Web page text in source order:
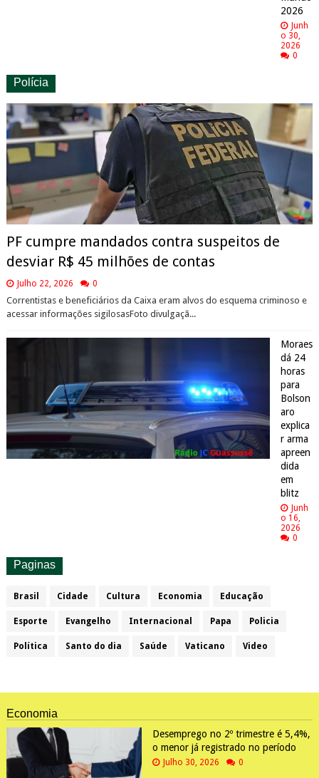
2026
Junh
o 30,
2026
0
Polícia
PF cumpre mandados contra suspeitos de
desviar R$ 45 milhões de contas
Julho 22, 2026 0
Correntistas e beneficiários da Caixa eram alvos do esquema criminoso e
acessar informações sigilosasFoto divulgaçã...
Moraes
dá 24
horas
para
Bolson
aro
explica
r arma
apreen
dida
em
blitz
Junh
o 16,
2026
0
Paginas
Brasil Cidade Cultura Economia Educação
Esporte Evangelho Internacional Papa Policia
Política Santo do dia Saúde Vaticano Video
Economia
Desemprego no 2º trimestre é 5,4%,
o menor já registrado no período
Julho 30, 2026 0